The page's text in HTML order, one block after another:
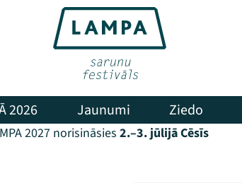
2026 Jaunumi Ziedo
2027 norisināsies 2.–3. jūlijā Cēsīs